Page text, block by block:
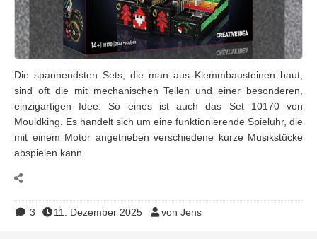
Die spannendsten Sets, die man aus Klemmbausteinen baut,
sind oft die mit mechanischen Teilen und einer besonderen,
einzigartigen Idee. So eines ist auch das Set 10170 von
Mouldking. Es handelt sich um eine funktionierende Spieluhr, die
mit einem Motor angetrieben verschiedene kurze Musikstücke
abspielen kann.
3 11. Dezember 2025 von Jens